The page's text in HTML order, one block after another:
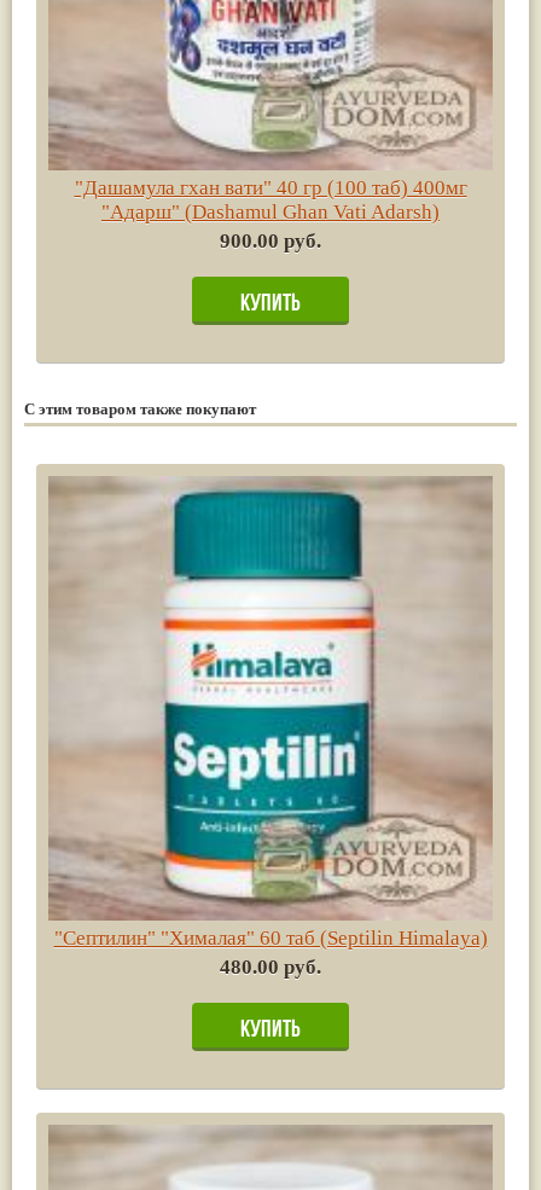
"Дашамула гхан вати" 40 гр (100 таб) 400мг
"Адарш" (Dashamul Ghan Vati Adarsh)
900.00 руб.
С этим товаром также покупают
"Септилин" "Хималая" 60 таб (Septilin Himalaya)
480.00 руб.